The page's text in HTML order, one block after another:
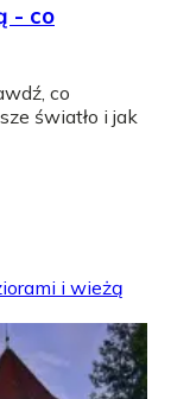
- co
co
światło i jak
i wieżą